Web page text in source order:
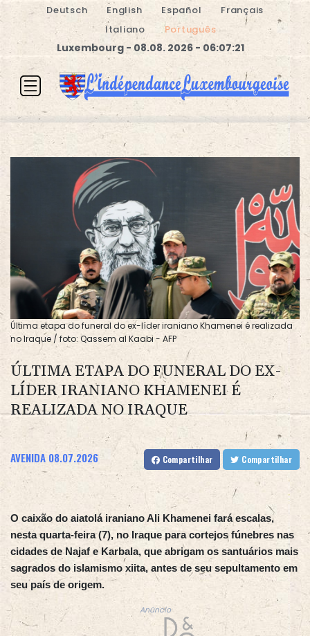
Deutsch English Español
Français
Italiano
Português
Luxembourg - 08.08. 2026 - 06:07:21
Última etapa do funeral do ex-líder iraniano Khamenei é realizada
no Iraque / foto: Qassem al Kaabi - AFP
ÚLTIMA ETAPA DO FUNERAL DO EX-
LÍDER IRANIANO KHAMENEI É
REALIZADA NO IRAQUE
AVENIDA 08.07.2026 Compartilhar Compartilhar
O caixão do aiatolá iraniano Ali Khamenei fará escalas,
nesta quarta-feira (7), no Iraque para cortejos fúnebres nas
cidades de Najaf e Karbala, que abrigam os santuários mais
sagrados do islamismo xiita, antes de seu sepultamento em
seu país de origem.
Anúncio